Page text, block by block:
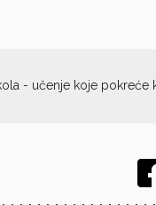
- učenje koje pokreće